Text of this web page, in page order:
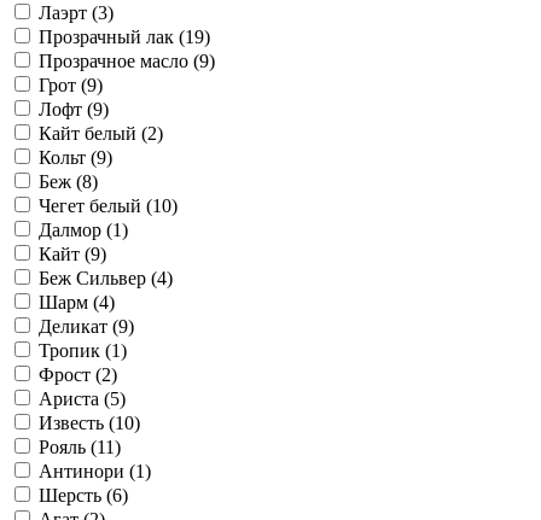
Лаэрт (3)
Прозрачный лак (19)
Прозрачное масло (9)
Грот (9)
Лофт (9)
Кайт белый (2)
Кольт (9)
Беж (8)
Чегет белый (10)
Далмор (1)
Кайт (9)
Беж Сильвер (4)
Шарм (4)
Деликат (9)
Тропик (1)
Фрост (2)
Ариста (5)
Известь (10)
Рояль (11)
Антинори (1)
Шерсть (6)